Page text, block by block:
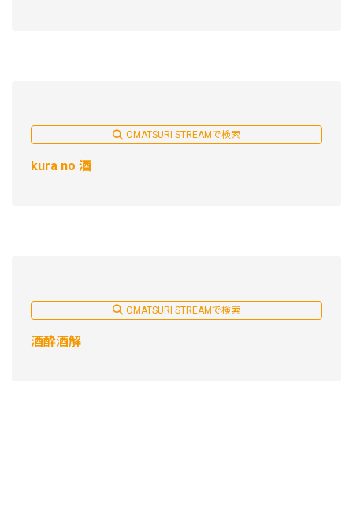
OMATSURI STREAMで検索
kura no 酒
OMATSURI STREAMで検索
酒酔酒解